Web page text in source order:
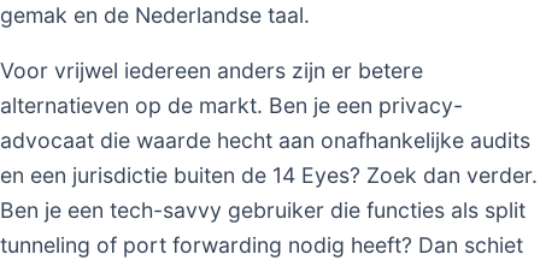
gemak en de Nederlandse taal.
Voor vrijwel iedereen anders zijn er betere
alternatieven op de markt. Ben je een privacy-
advocaat die waarde hecht aan onafhankelijke audits
en een jurisdictie buiten de 14 Eyes? Zoek dan verder.
Ben je een tech-savvy gebruiker die functies als split
tunneling of port forwarding nodig heeft? Dan schiet